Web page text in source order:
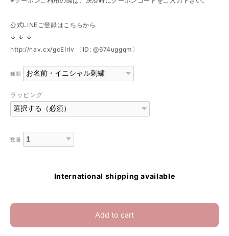
公式LINEご登録はこちらから
↓ ↓ ↓
http://nav.cx/gcEIrIv 〔ID: @674uggqm〕
種類
ラッピング
数量
International shipping available
Add to cart